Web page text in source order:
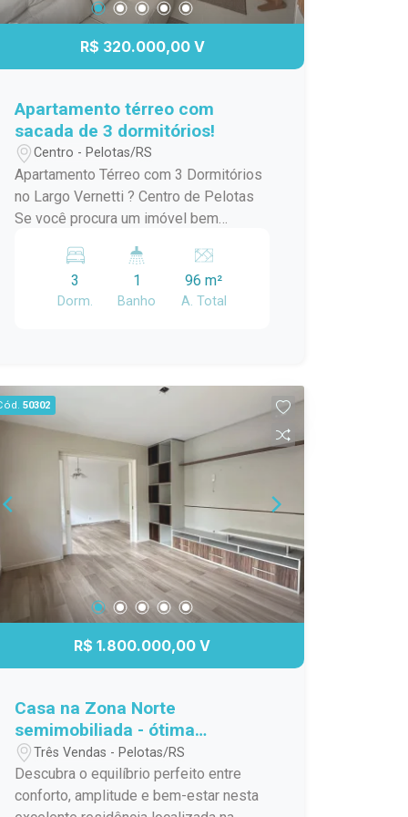
excelente opção para quem deseja
qualidade de vida em uma das regiões
contato para mais informações e
agende sua visita!
R$ 320.000,00 V
Apartamento térreo com
sacada de 3 dormitórios!
Centro - Pelotas/RS
Apartamento Térreo com 3 Dormitórios
no Largo Vernetti ? Centro de Pelotas
Se você procura um imóvel bem
incidência de luz natural, esta é uma
oportunidade que merece sua atenção.
Localizado no Largo Vernetti, no
centro da cidade oferece. O imóvel
conta com: 03 dormitórios; Apartamento
térreo, proporcionando mais
comodidade e acessibilidade; Sacada;
Ambientes bem iluminados e
ensolarados; Excelente localização,
com fácil acesso a supermercados,
farmácias, escolas, comércio, serviços
e transporte público. Ideal para famílias,
idosos ou para quem valoriza a
facilidade de viver em uma região
em contato e agende uma visita.
de adquirir um apartamento bem
localizado em uma das regiões mais
tradicionais de Pelotas.
3
Dorm.
1
Banho
96 m²
A. Total
50302
R$ 1.800.000,00 V
Casa na Zona Norte
semimobiliada - ótima
localização!
Três Vendas - Pelotas/RS
Descubra o equilíbrio perfeito entre
conforto, amplitude e bem-estar nesta